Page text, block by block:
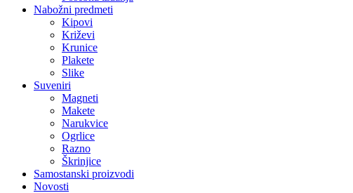
Nabožni predmeti
Kipovi
Križevi
Krunice
Plakete
Slike
Suveniri
Magneti
Makete
Narukvice
Ogrlice
Razno
Škrinjice
Samostanski proizvodi
Novosti